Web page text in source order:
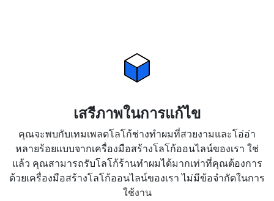
เสรีภาพในการแก้ไข
คุณจะพบกับเทมเพลตโลโก้ช่างทำผมที่สวยงามและโอ่อ่า
หลายร้อยแบบจากเครื่องมือสร้างโลโก้ออนไลน์ของเรา ใช่
แล้ว คุณสามารถรับโลโก้ร้านทำผมได้มากเท่าที่คุณต้องการ
ด้วยเครื่องมือสร้างโลโก้ออนไลน์ของเรา ไม่มีข้อจำกัดในการ
ใช้งาน